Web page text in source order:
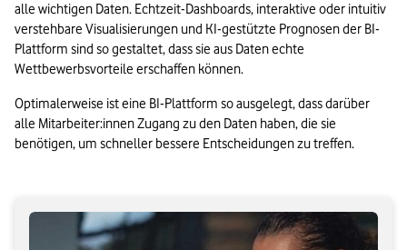
alle wichtigen Daten. Echtzeit-Dashboards, interaktive oder intuitiv
verstehbare Visualisierungen und KI-gestützte Prognosen der BI-
Plattform sind so gestaltet, dass sie aus Daten echte
Wettbewerbsvorteile erschaffen können.
Optimalerweise ist eine BI-Plattform so ausgelegt, dass darüber
alle Mitarbeiter:innen Zugang zu den Daten haben, die sie
benötigen, um schneller bessere Entscheidungen zu treffen.